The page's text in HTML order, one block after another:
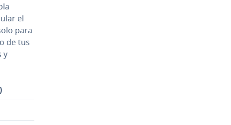
el
para
de tus
y